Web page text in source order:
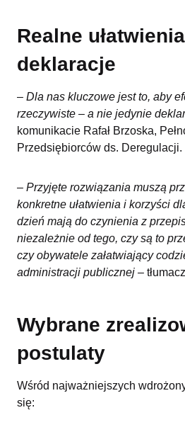
Realne
deklaracje
– Dla nas kluczowe jest to, aby
rzeczywiste – a nie jedynie
komunikacie Rafał Brzoska,
Przedsiębiorców ds. Deregulacji.
– Przyjęte rozwiązania muszą
konkretne ułatwienia i korzyści
dzień mają do czynienia z
niezależnie od tego, czy są to
czy obywatele załatwiający
administracji publicznej –
Wybrane
postulaty
Wśród najważniejszych
się: